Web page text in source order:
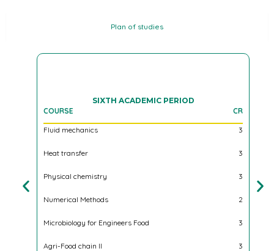
Plan of studies
3
SIXTH ACADEMIC PERIOD
COURSE
CR
Fluid mechanics 3
Heat transfer 3
Physical chemistry 3
Numerical Methods 2
Microbiology for Engineers Food 3
Agri-Food chain ll 3